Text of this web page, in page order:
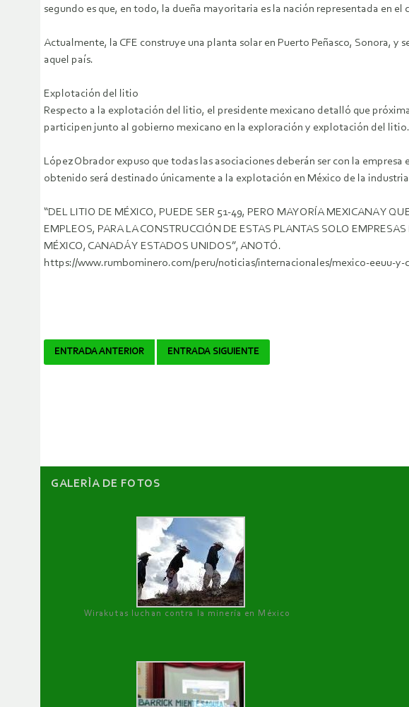
segundo es que, en todo, la dueña mayoritaria es la nación representada en el
Actualmente, la CFE construye una planta solar en Puerto Peñasco, Sonora,
aquel país.
Explotación del litio
Respecto a la explotación del litio, el presidente mexicano detalló que
participen junto al gobierno mexicano en la exploración y explotación del litio.
López Obrador expuso que todas las asociaciones deberán ser con la
obtenido será destinado únicamente a la explotación en México de la
“DEL LITIO DE MÉXICO, PUEDE SER 51-49, PERO MAYORÍA MEXICANA Y
EMPLEOS, PARA LA CONSTRUCCIÓN DE ESTAS PLANTAS SOLO
MÉXICO, CANADÁ Y ESTADOS UNIDOS”, ANOTÓ.
https://www.rumbominero.com/peru/noticias/internacionales/mexico-eeuu-
Navegador
ENTRADA ANTERIOR ENTRADA SIGUIENTE
GALERÌA DE FOTOS
Wirakutas luchan contra la minería en México